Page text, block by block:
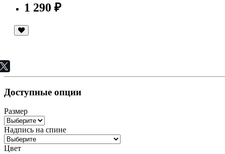
1 290 ₽
Доступные опции
Размер
Надпись на спине
Цвет